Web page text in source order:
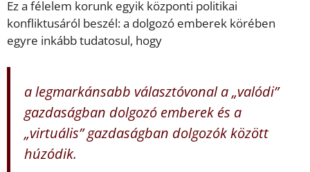
Ez a félelem korunk egyik központi politikai
konfliktusáról beszél: a dolgozó emberek körében
egyre inkább tudatosul, hogy
a legmarkánsabb választóvonal a „valódi”
gazdaságban dolgozó emberek és a
„virtuális” gazdaságban dolgozók között
húzódik.